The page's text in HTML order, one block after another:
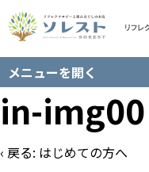
メニューを開く
in-img00
‹ 戻る: はじめての方へ